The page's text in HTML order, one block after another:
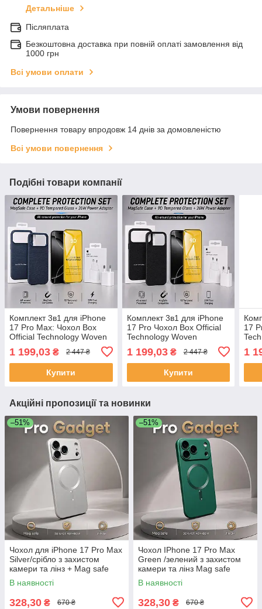
Детальніше
Післяплата
Безкоштовна доставка при повній оплаті замовлення від
1000 грн
Всі умови оплати
Умови повернення
Повернення товару впродовж 14 днів за домовленістю
Всі умови повернення
Подібні товари компанії
Комплект 3в1 для iPhone
17 Pro Max: Чохол Box
Official Technology Woven
Скло 9D + Блок живлення
20W Fast C
1 199,03 ₴ 2 447 ₴
Купити
Комплект 3в1 для iPhone
17 Pro Чохол Box Official
Technology Woven
Фіолетовий/Purple+ Скло
9D + Блок живлення 20W
1 199,03₴ 2 447 ₴
Купити
17
1
Акційні пропозиції та новинки
–51%
Чохол для iPhone 17 Pro Max
Silver/срібло з захистом
камери та лінз + Mag safe
В наявності
328,30 ₴ 670 ₴
–51%
Чохол IPhone 17 Pro Max
Green /зелений з захистом
камери та лінз Mag safe
В наявності
328,30 ₴ 670 ₴